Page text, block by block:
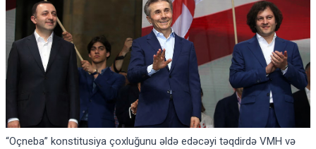
“Oçneba” konstitusiya çoxluğunu əldə edəcəyi təqdirdə VMH və